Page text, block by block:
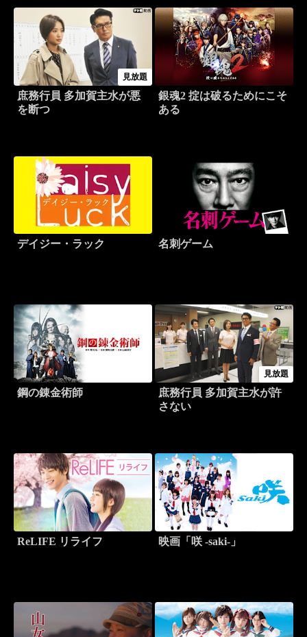
見放題
庶務行員 多加賀主水が悪
を断つ
銀魂2 掟は破るためにこそ
ある
デイジー・ラック 名刺ゲーム
鋼の錬金術師
見放題
庶務行員 多加賀主水が許
さない
ReLIFE リライフ 映画「咲 -saki-」